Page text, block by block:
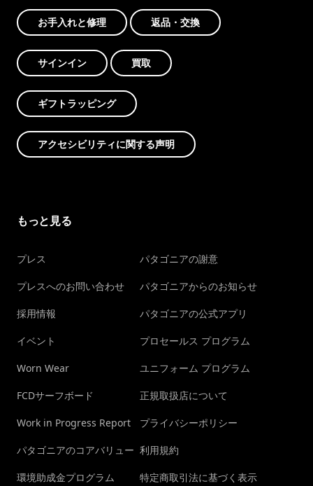
お手入れと修理 返品・交換
サインイン 買取
ギフトラッピング
アクセシビリティに関する声明
もっと見る
プレス
プレスへのお問い合わせ
採用情報
イベント
Worn Wear
FCDサーフボード
Work in Progress Report
パタゴニアのコアバリュー
環境助成金プログラム
パタゴニアの謝意
パタゴニアからのお知らせ
パタゴニアの公式アプリ
プロセールス プログラム
ユニフォーム プログラム
正規取扱店について
プライバシーポリシー
利用規約
特定商取引法に基づく表示